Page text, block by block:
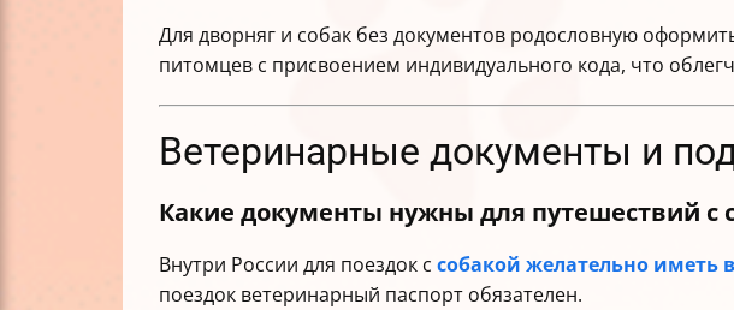
Для дворняг и собак без документов родословную
питомцев с присвоением индивидуального кода, что
Ветеринарные документы и
Какие документы нужны для путешествий с
Внутри России для поездок с собакой желательно иметь
поездок ветеринарный паспорт обязателен.